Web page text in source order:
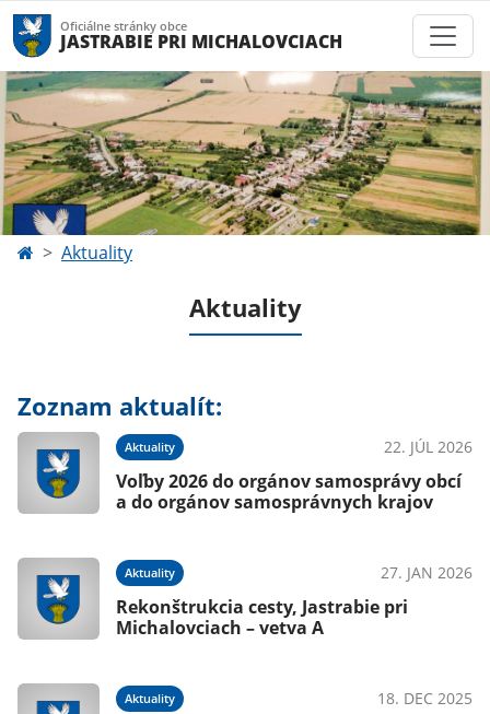
Oficiálne stránky obce
JASTRABIE PRI MICHALOVCIACH
Aktuality
Aktuality
Zoznam aktualít:
Aktuality 22. JÚL 2026
Voľby 2026 do orgánov samosprávy obcí
a do orgánov samosprávnych krajov
Aktuality 27. JAN 2026
Rekonštrukcia cesty, Jastrabie pri
Michalovciach – vetva A
Aktuality 18. DEC 2025